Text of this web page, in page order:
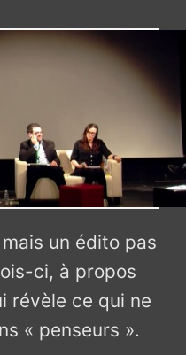
un édito pas
ci, à propos
révèle ce qui ne
« penseurs ».